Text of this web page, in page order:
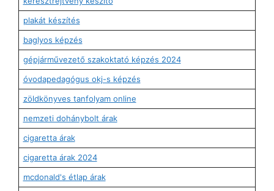
plakát készítés
baglyos képzés
gépjárművezető szakoktató képzés 2024
óvodapedagógus okj-s képzés
zöldkönyves tanfolyam online
nemzeti dohánybolt árak
cigaretta árak
cigaretta árak 2024
mcdonald's étlap árak